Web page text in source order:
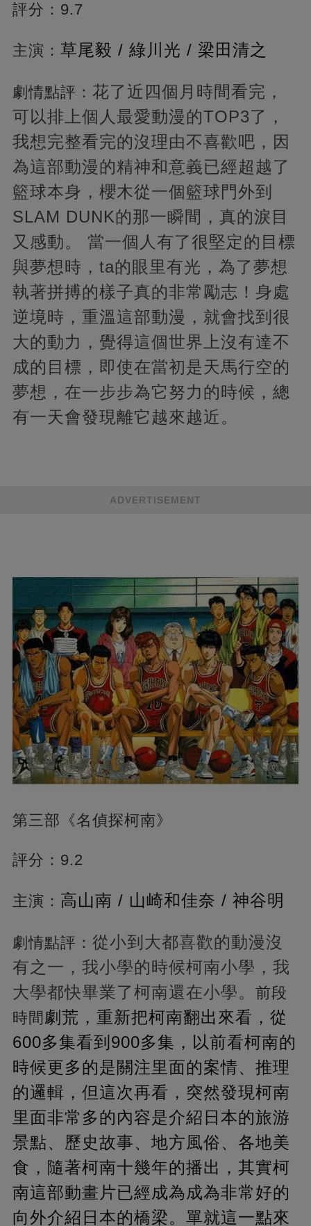
評分：9.7
主演： 草尾毅 / 綠川光 / 梁田清之
劇情點評： 花了近四個月時間看完，
可以排上個人最愛動漫的TOP3了，
我想完整看完的沒理由不喜歡吧，因
為這部動漫的精神和意義已經超越了
籃球本身，櫻木從一個籃球門外到
SLAM DUNK的那一瞬間，真的淚目
又感動。 當一個人有了很堅定的目標
與夢想時，ta的眼里有光，為了夢想
執著拼搏的樣子真的非常勵志！身處
逆境時，重溫這部動漫，就會找到很
大的動力，覺得這個世界上沒有達不
成的目標，即使在當初是天馬行空的
夢想，在一步步為它努力的時候，總
有一天會發現離它越來越近。
ADVERTISEMENT
第三部《名偵探柯南》
評分：9.2
主演： 高山南 / 山崎和佳奈 / 神谷明
劇情點評： 從小到大都喜歡的動漫沒
有之一，我小學的時候柯南小學，我
大學都快畢業了柯南還在小學。 前段
時間 劇荒，重新把柯南翻出來看，從
600多集看到900多集，以前看柯南的
時候更多的是關注里面的案情、推理
的邏輯，但這次再看，突然發現柯南
里面非常多的內容是介紹日本的旅游
景點、歷史故事、地方風俗、各地美
食，隨著柯南十幾年的播出，其實柯
南這部動畫片已經成為成為非常好的
向外介紹日本的橋梁。單就這一點來